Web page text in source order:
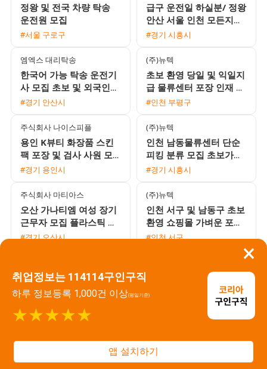
×
취업정보는 114114구인구직
하루 정보등록 1,000건 이상(평일기준)
★★★★★
앱 설치하기
정왕 및 전국 차량 탁송
운전원 모집
#서울 구로구
급구 운전일 하실분/ 정왕
안산 서울 인천 모든지역
가능
#경기 시흥시
엠엑스 대리탁송
한국어 가능 탁송 운전기
사 모집 초보 및 외국인
환영
#경기 안산시
(주)뉴텍
초보 환영 당일 및 익일지
급 물류센터 포장 인재 모
집
#인천 부평구
주식회사 나이스피플
용인 K뷰티 화장품 스킨
팩 포장 및 검사 사원 모
집 초보 및 동반지원 환영
#경기 용인시
(주)뉴텍
인천 남동물류센터 단순
피킹 분류 모집 초보가능
익일지급 프로모션 진행
#경기 시흥시
주식회사 마티아스
오산 가나티엠 여성 장기
근무자 모집 플라스틱 사
상 및 검사 단순 작업 통
#경기 오산시
(주)뉴텍
인천 서구 및 남동구 초보
환영 쇼핑몰 가벼운 포장
및 라벨 부착 단순 업무
#인천 서구
정남면 대기업 자동차 헤
드라이트 조립 사출 사원
모집 초보 및 교포 환영
정남산업단지 기초화장품
단순포장 신입 채용 오산
병점 통근버스 운행 주간
고정 워라밸 보장
오산 통근버스 운행 화장
품 케이스 단순 조립 대규
기초화장품 포장 긴급 대
규모 채용 만근수당 및 교